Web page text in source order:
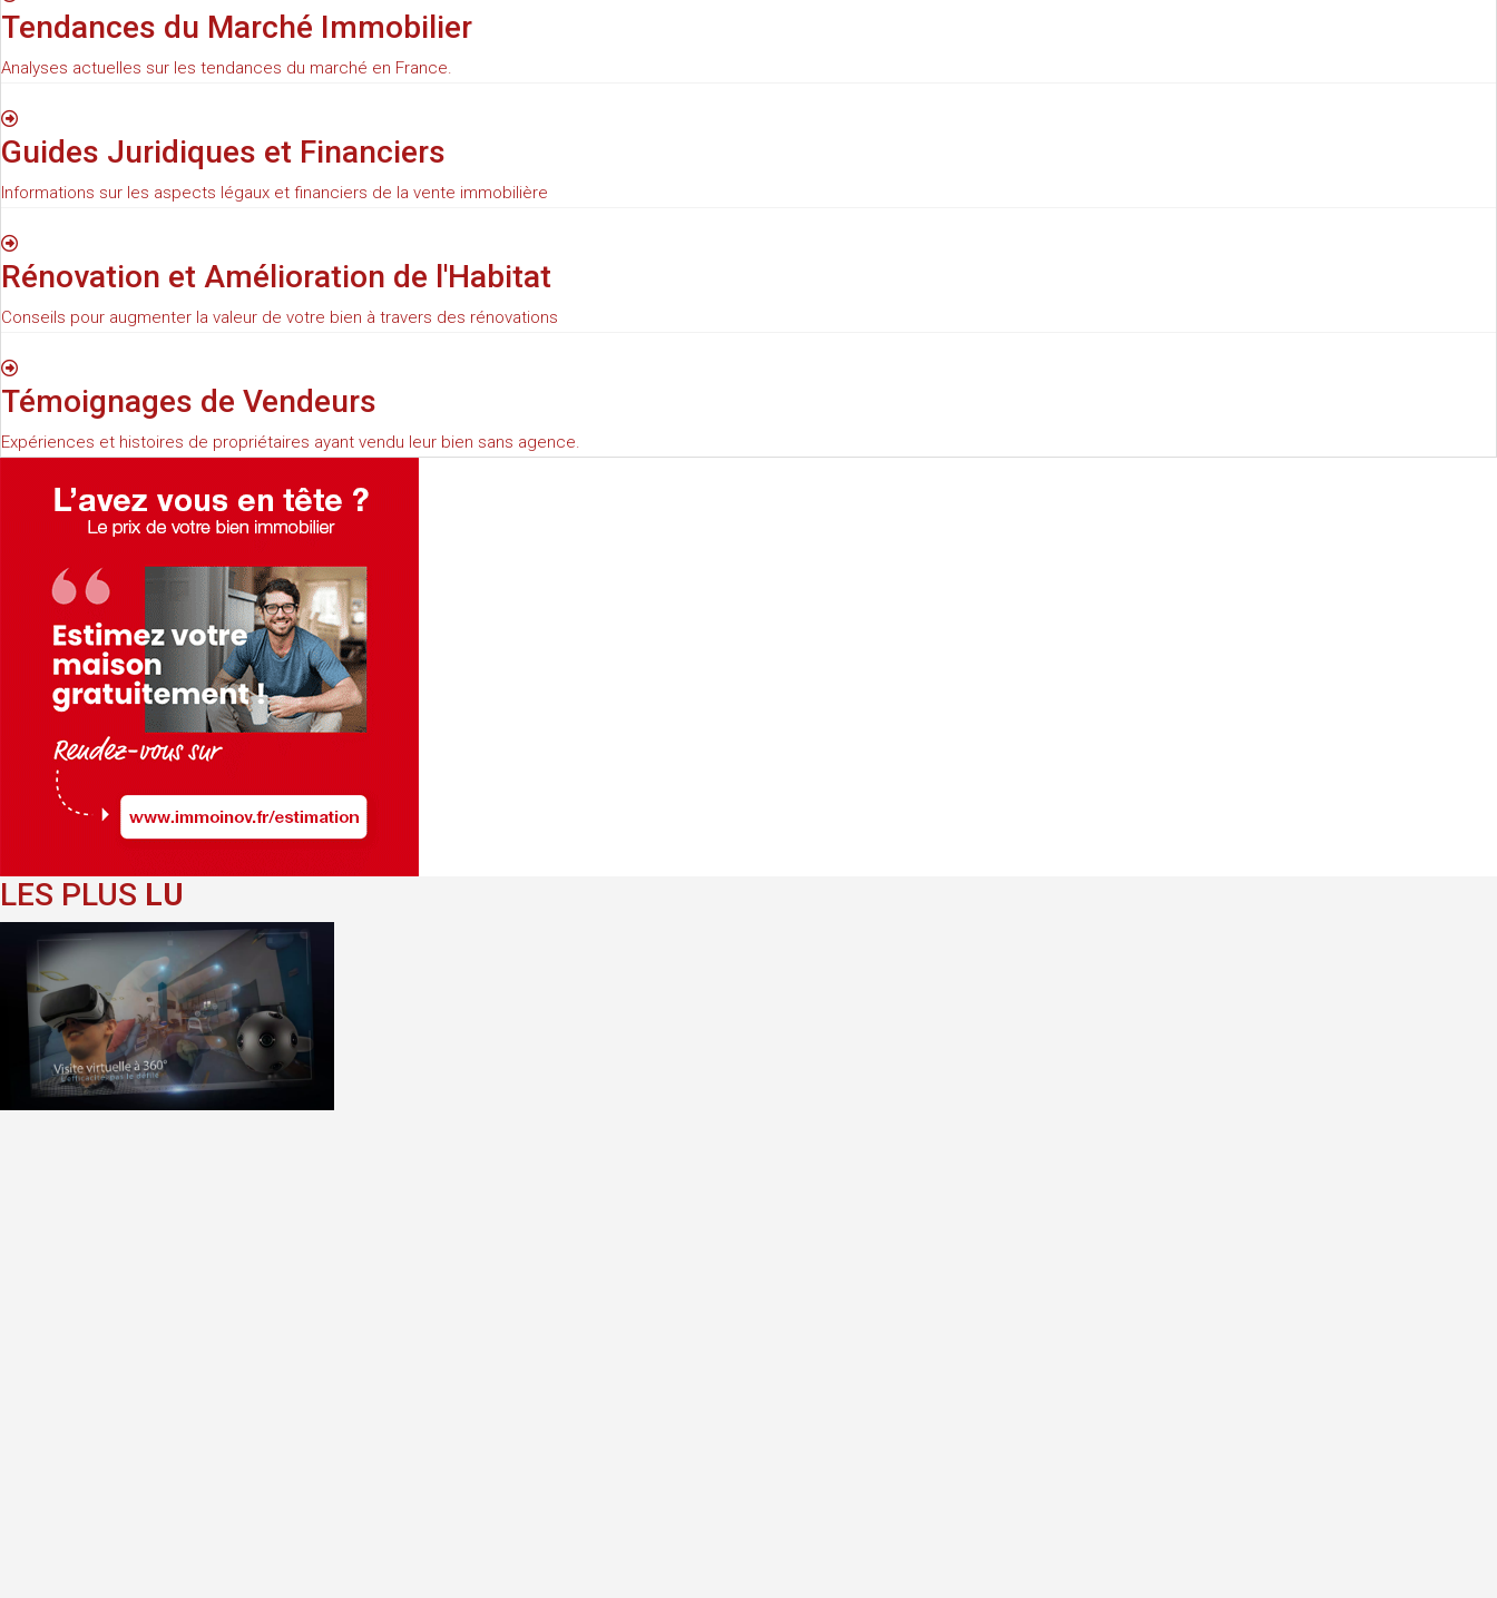
Tendances du Marché Immobilier
Analyses actuelles sur les tendances du marché en France.
Guides Juridiques et Financiers
Informations sur les aspects légaux et financiers de la vente immobilière
Rénovation et Amélioration de l'Habitat
Conseils pour augmenter la valeur de votre bien à travers des rénovations
Témoignages de Vendeurs
Expériences et histoires de propriétaires ayant vendu leur bien sans agence.
LES PLUS LU